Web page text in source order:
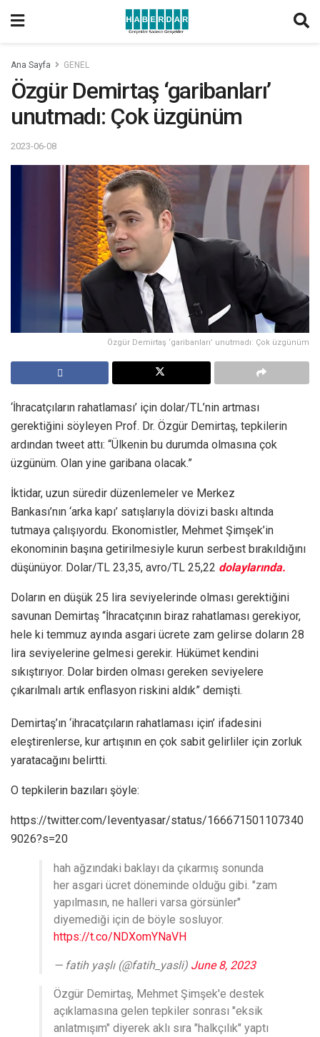
Ana Sayfa GENEL
Özgür Demirtaş ‘garibanları’
unutmadı: Çok üzgünüm
2023-06-08
Özgür Demirtaş ‘garibanları’ unutmadı: Çok üzgünüm
‘İhracatçıların rahatlaması’ için dolar/TL’nin artması
gerektiğini söyleyen Prof. Dr. Özgür Demirtaş, tepkilerin
ardından tweet attı: “Ülkenin bu durumda olmasına çok
üzgünüm. Olan yine garibana olacak.”
İktidar, uzun süredir düzenlemeler ve Merkez
Bankası’nın ‘arka kapı’ satışlarıyla dövizi baskı altında
tutmaya çalışıyordu. Ekonomistler, Mehmet Şimşek’in
ekonominin başına getirilmesiyle kurun serbest bırakıldığını
düşünüyor. Dolar/TL 23,35, avro/TL 25,22 dolaylarında.
Doların en düşük 25 lira seviyelerinde olması gerektiğini
savunan Demirtaş “İhracatçının biraz rahatlaması gerekiyor,
hele ki temmuz ayında asgari ücrete zam gelirse doların 28
lira seviyelerine gelmesi gerekir. Hükümet kendini
sıkıştırıyor. Dolar birden olması gereken seviyelere
çıkarılmalı artık enflasyon riskini aldık” demişti.
Demirtaş’ın ‘ihracatçıların rahatlaması için’ ifadesini
eleştirenlerse, kur artışının en çok sabit gelirliler için zorluk
yaratacağını belirtti.
O tepkilerin bazıları şöyle:
https://twitter.com/Ieventyasar/status/166671501107340
9026?s=20
hah ağzındaki baklayı da çıkarmış sonunda
her asgari ücret döneminde olduğu gibi. "zam
yapılmasın, ne halleri varsa görsünler"
diyemediği için de böyle sosluyor.
https://t.co/NDXomYNaVH
— fatih yaşlı (@fatih_yasli) June 8, 2023
Özgür Demirtaş, Mehmet Şimşek'e destek
açıklamasına gelen tepkiler sonrası "eksik
anlatmışım" diyerek aklı sıra "halkçılık" yaptı